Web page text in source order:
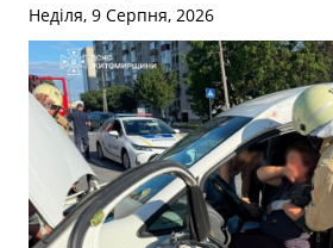
Неділя, 9 Серпня, 2026